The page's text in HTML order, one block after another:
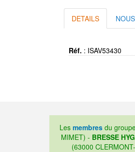
DETAILS
Réf. : ISAV53430
Les membresdu
MIMET) - BRESSE
(63000